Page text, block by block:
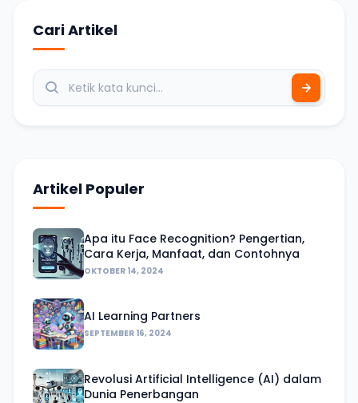
Cari Artikel
Artikel Populer
Apa itu Face Recognition? Pengertian,
Cara Kerja, Manfaat, dan Contohnya
OKTOBER 14, 2024
AI Learning Partners
SEPTEMBER 16, 2024
Revolusi Artificial Intelligence (AI) dalam
Dunia Penerbangan